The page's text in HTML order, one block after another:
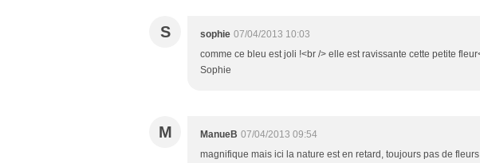
S sophie 07/04/2013 10:03
comme ce bleu est joli !<br /> elle est ravissante cette petite
Sophie
M ManueB 07/04/2013 09:54
magnifique mais ici la nature est en retard, toujours pas de